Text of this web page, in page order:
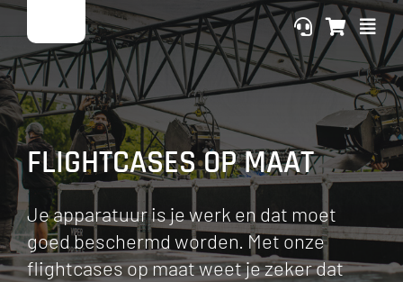
Ga
naar
inhoud
FLIGHTCASES OP MAAT
Je apparatuur is je werk en dat moet
goed beschermd worden. Met onze
flightcases op maat weet je zeker dat